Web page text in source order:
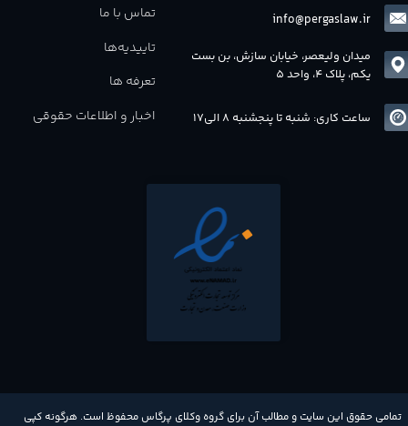
​تمامی حقوق این سایت و مطالب آن برای گروه وکلای پرگاس محفوظ است. هرگونه کپی
تماس با ما
تاییدیه‌ها
تعرفه ها
اخبار و اطلاعات حقوقی
info@pergaslaw.ir
میدان ولیعصر، خیابان سازش، بن بست
یکم، پلاک 4، واحد 5
ساعت کاری: شنبه تا پنجشنبه 8 الی17